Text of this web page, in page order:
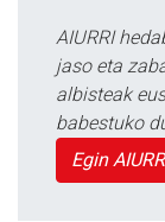
AIURRI
jaso eta
albisteak
babestuko
Egin